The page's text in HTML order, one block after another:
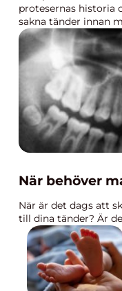
protesernas historia
sakna tänder innan
När behöver
När är det dags att
till dina tänder? Är